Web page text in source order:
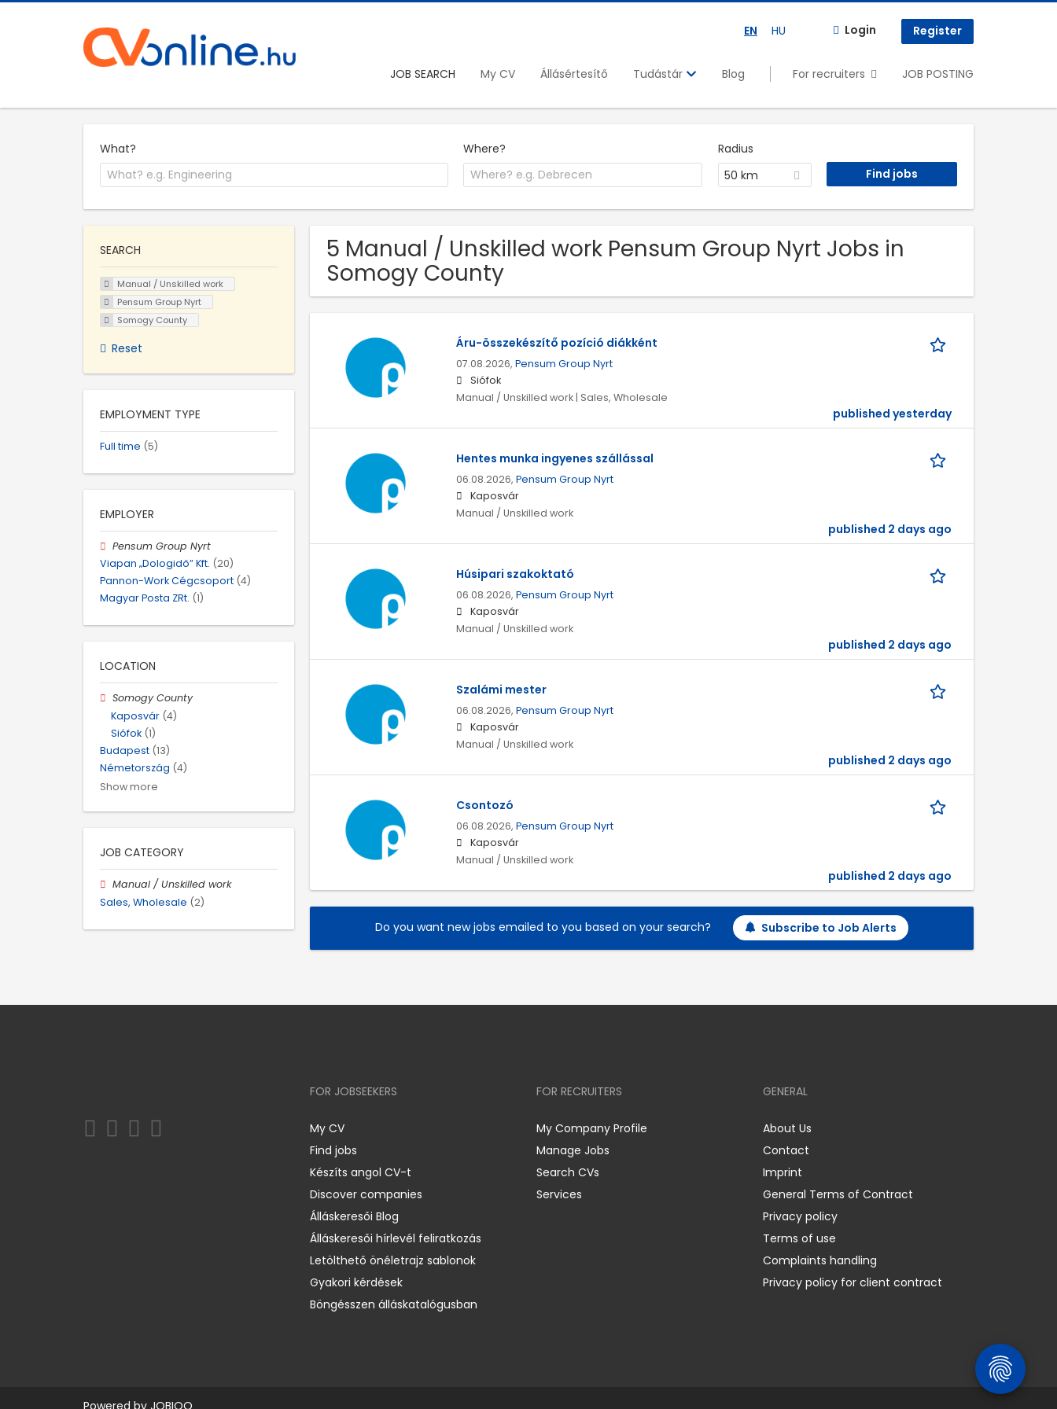
EN HU Login Register
JOB SEARCH My CV Állásértesítő Tudástár Blog For recruiters JOB POSTING
What? Where?
Radius
50 km
5 Manual / Unskilled work Pensum Group Nyrt Jobs in
Somogy County
Áru-összekészítő pozíció diákként
07.08.2026, Pensum Group Nyrt
Siófok
Manual / Unskilled work | Sales, Wholesale
published yesterday
Hentes munka ingyenes szállással
06.08.2026, Pensum Group Nyrt
Kaposvár
Manual / Unskilled work
published 2 days ago
Húsipari szakoktató
06.08.2026, Pensum Group Nyrt
Kaposvár
Manual / Unskilled work
published 2 days ago
Szalámi mester
06.08.2026, Pensum Group Nyrt
Kaposvár
Manual / Unskilled work
published 2 days ago
Csontozó
06.08.2026, Pensum Group Nyrt
Kaposvár
Manual / Unskilled work
published 2 days ago
Do you want new jobs emailed to you based on your search? Subscribe to Job Alerts
SEARCH
Manual / Unskilled work
Pensum Group Nyrt
Somogy County
Reset
EMPLOYMENT TYPE
Full time (5)
EMPLOYER
Pensum Group Nyrt
Viapan „Dologidő” Kft. (20)
Pannon-Work Cégcsoport (4)
Magyar Posta ZRt. (1)
LOCATION
Somogy County
Kaposvár (4)
Siófok (1)
Budapest (13)
Németország (4)
Show more
JOB CATEGORY
Manual / Unskilled work
Sales, Wholesale (2)
FOR JOBSEEKERS
My CV
Find jobs
Készíts angol CV-t
Discover companies
Álláskeresői Blog
Álláskeresői hírlevél feliratkozás
Letölthető önéletrajz sablonok
Gyakori kérdések
Böngésszen álláskatalógusban
FOR RECRUITERS
My Company Profile
Manage Jobs
Search CVs
Services
GENERAL
About Us
Contact
Imprint
General Terms of Contract
Privacy policy
Terms of use
Complaints handling
Privacy policy for client contract